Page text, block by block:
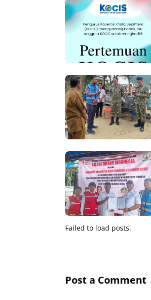
Failed to load posts.
Post a Comment